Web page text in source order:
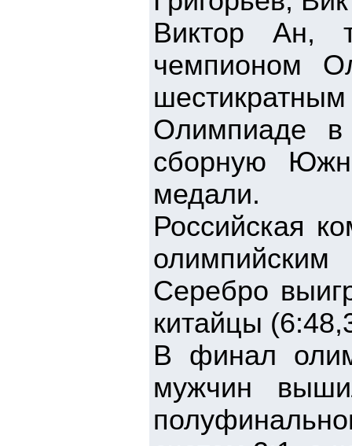
Виктор Ан,
чемпионом
Олимпиаде
сборную
медали.
Российская
Серебро
китайцы
В финал
мужчин